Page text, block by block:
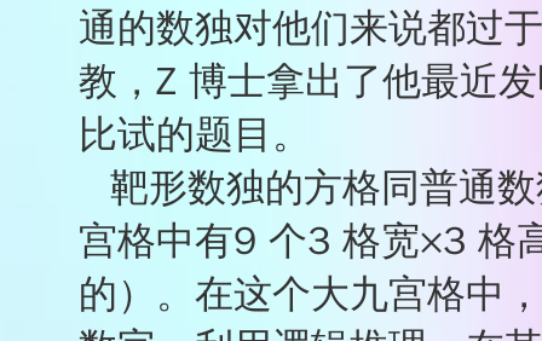
★★☆☆☆
★☆☆☆☆
★ ★★★★
通的数独对他们来说都过
教，Z 博士拿出了他最近
比试的题目。
靶形数独的方格同普通
宫格中有9 个3 格宽×3 格
的）。在这个大九宫格中